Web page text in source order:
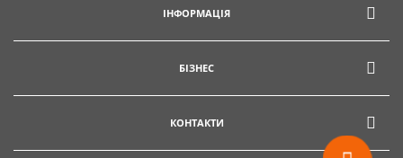
ІНФОРМАЦІЯ
БІЗНЕС
КОНТАКТИ